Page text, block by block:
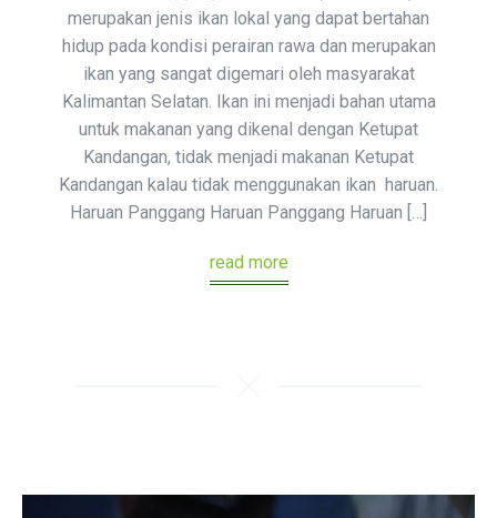
merupakan jenis ikan lokal yang dapat bertahan
hidup pada kondisi perairan rawa dan merupakan
ikan yang sangat digemari oleh masyarakat
Kalimantan Selatan. Ikan ini menjadi bahan utama
untuk makanan yang dikenal dengan Ketupat
Kandangan, tidak menjadi makanan Ketupat
Kandangan kalau tidak menggunakan ikan haruan.
Haruan Panggang Haruan Panggang Haruan […]
read more